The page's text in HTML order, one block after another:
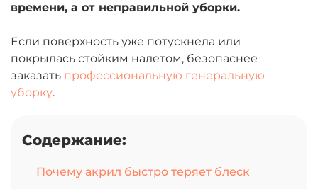
времени, а от неправильной уборки.
Если поверхность уже потускнела или
покрылась стойким налетом, безопаснее
заказать профессиональную генеральную
уборку.
Содержание:
Почему акрил быстро теряет блеск